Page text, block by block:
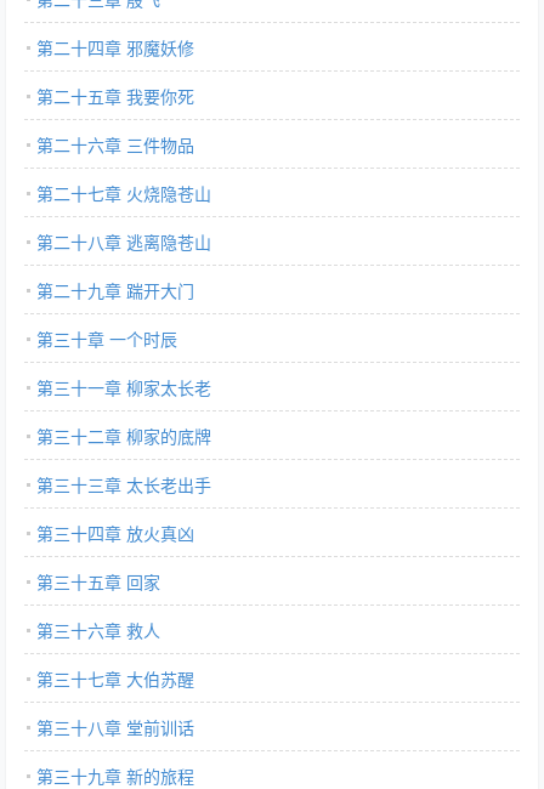
第二十四章 邪魔妖修
第二十五章 我要你死
第二十六章 三件物品
第二十七章 火烧隐苍山
第二十八章 逃离隐苍山
第二十九章 踹开大门
第三十章 一个时辰
第三十一章 柳家太长老
第三十二章 柳家的底牌
第三十三章 太长老出手
第三十四章 放火真凶
第三十五章 回家
第三十六章 救人
第三十七章 大伯苏醒
第三十八章 堂前训话
第三十九章 新的旅程